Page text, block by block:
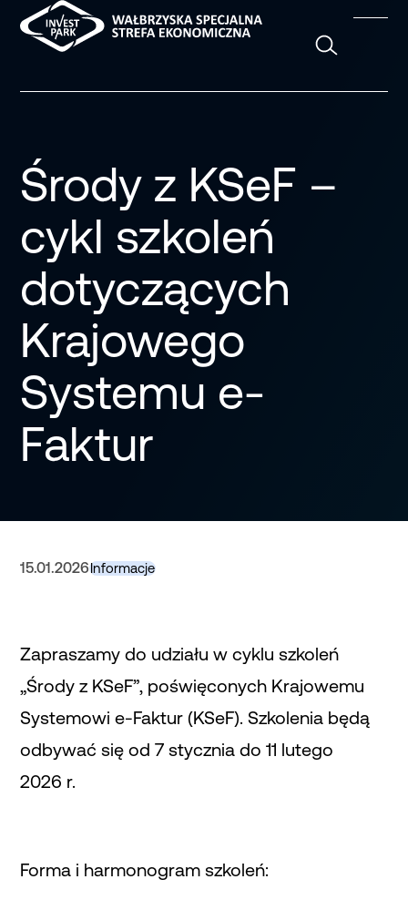
Środy z KSeF –
cykl szkoleń
dotyczących
Krajowego
Systemu e-
Faktur
15.01.2026Informacje
Zapraszamy do udziału w cyklu szkoleń
„Środy z KSeF”, poświęconych Krajowemu
Systemowi e-Faktur (KSeF). Szkolenia będą
odbywać się od 7 stycznia do 11 lutego
2026 r.
Forma i harmonogram szkoleń: